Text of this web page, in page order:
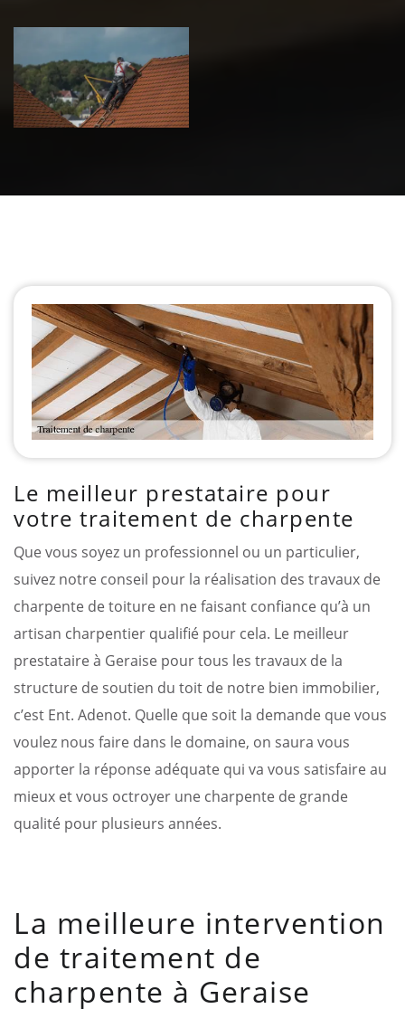
Urgence fuite
de toiture 39
Jura
Le meilleur prestataire pour
votre traitement de charpente
Que vous soyez un professionnel ou un particulier,
suivez notre conseil pour la réalisation des travaux de
charpente de toiture en ne faisant confiance qu’à un
artisan charpentier qualifié pour cela. Le meilleur
prestataire à Geraise pour tous les travaux de la
structure de soutien du toit de notre bien immobilier,
c’est Ent. Adenot. Quelle que soit la demande que vous
voulez nous faire dans le domaine, on saura vous
apporter la réponse adéquate qui va vous satisfaire au
mieux et vous octroyer une charpente de grande
qualité pour plusieurs années.
La meilleure intervention
de traitement de
charpente à Geraise